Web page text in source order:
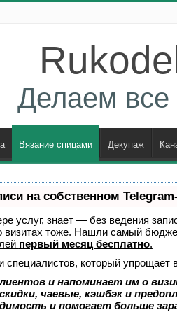
Делаем все
Вязание спицами Декупаж
на собственном
услуг, знает — без ведения
визитах тоже. Нашли самый
первый месяц бесплатно.
специалистов, который упрощает
и напоминает им о
чаевые, кэшбэк и
и помогает больше